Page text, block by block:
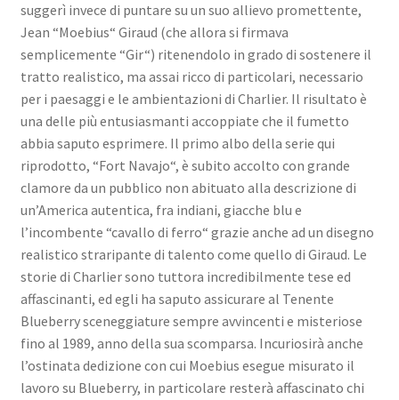
suggerì invece di puntare su un suo allievo promettente,
Jean “Moebius“ Giraud (che allora si firmava
semplicemente “Gir“) ritenendolo in grado di sostenere il
tratto realistico, ma assai ricco di particolari, necessario
per i paesaggi e le ambientazioni di Charlier. Il risultato è
una delle più entusiasmanti accoppiate che il fumetto
abbia saputo esprimere. Il primo albo della serie qui
riprodotto, “Fort Navajo“, è subito accolto con grande
clamore da un pubblico non abituato alla descrizione di
un’America autentica, fra indiani, giacche blu e
l’incombente “cavallo di ferro“ grazie anche ad un disegno
realistico straripante di talento come quello di Giraud. Le
storie di Charlier sono tuttora incredibilmente tese ed
affascinanti, ed egli ha saputo assicurare al Tenente
Blueberry sceneggiature sempre avvincenti e misteriose
fino al 1989, anno della sua scomparsa. Incuriosirà anche
l’ostinata dedizione con cui Moebius esegue misurato il
lavoro su Blueberry, in particolare resterà affascinato chi